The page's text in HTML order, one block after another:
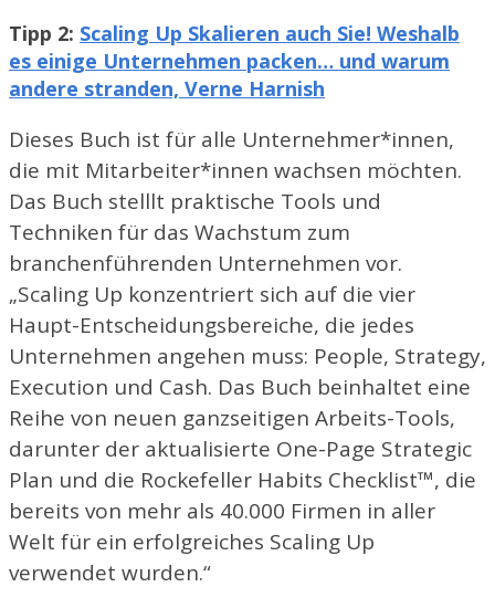
Tipp 2: Scaling Up Skalieren auch Sie! Weshalb
es einige Unternehmen packen… und warum
andere stranden, Verne Harnish
Dieses Buch ist für alle Unternehmer*innen,
die mit Mitarbeiter*innen wachsen möchten.
Das Buch stelllt praktische Tools und
Techniken für das Wachstum zum
branchenführenden Unternehmen vor.
„Scaling Up konzentriert sich auf die vier
Haupt-Entscheidungsbereiche, die jedes
Unternehmen angehen muss: People, Strategy,
Execution und Cash. Das Buch beinhaltet eine
Reihe von neuen ganzseitigen Arbeits-Tools,
darunter der aktualisierte One-Page Strategic
Plan und die Rockefeller Habits Checklist™, die
bereits von mehr als 40.000 Firmen in aller
Welt für ein erfolgreiches Scaling Up
verwendet wurden.“